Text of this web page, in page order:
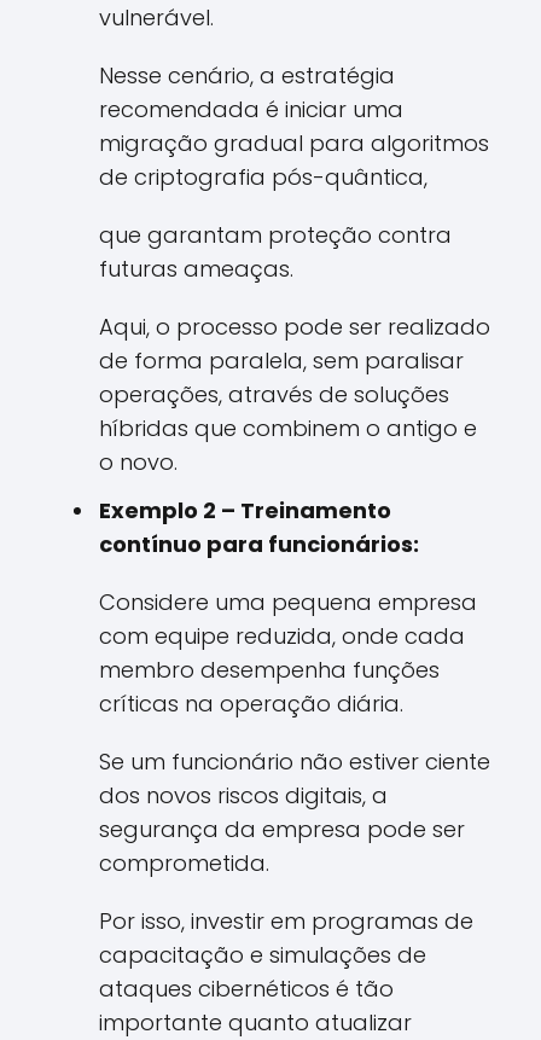
vulnerável.
Nesse cenário, a estratégia
recomendada é iniciar uma
migração gradual para algoritmos
de criptografia pós-quântica,
que garantam proteção contra
futuras ameaças.
Aqui, o processo pode ser realizado
de forma paralela, sem paralisar
operações, através de soluções
híbridas que combinem o antigo e
o novo.
Exemplo 2 – Treinamento
contínuo para funcionários:
Considere uma pequena empresa
com equipe reduzida, onde cada
membro desempenha funções
críticas na operação diária.
Se um funcionário não estiver ciente
dos novos riscos digitais, a
segurança da empresa pode ser
comprometida.
Por isso, investir em programas de
capacitação e simulações de
ataques cibernéticos é tão
importante quanto atualizar